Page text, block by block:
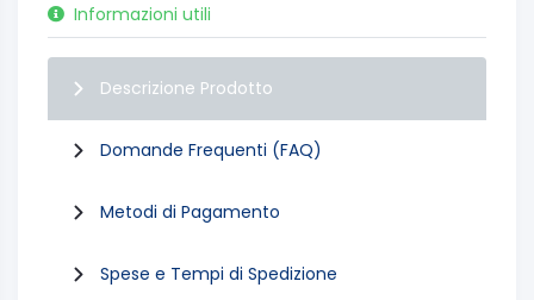
Informazioni utili
Descrizione Prodotto
Domande Frequenti (FAQ)
Metodi di Pagamento
Spese e Tempi di Spedizione